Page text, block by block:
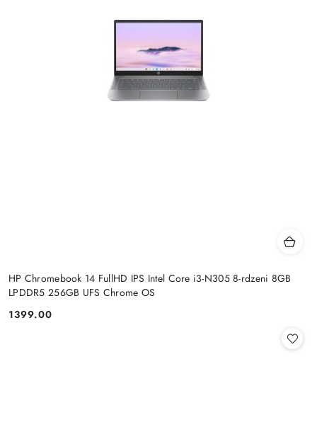
HP Chromebook 14 FullHD IPS Intel Core i3-N305 8-rdzeni 8GB
LPDDR5 256GB UFS Chrome OS
Cena:
1399.00